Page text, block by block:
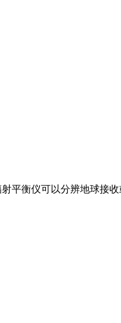
平衡仪可以分辨地球接